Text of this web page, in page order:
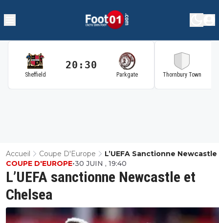
Sheffield
20:30
Parkgate Thornbury Town
Accueil Coupe D'Europe
L’UEFA Sanctionne Newcastle
Chelsea
L’UEFA sanctionne Newcastle et
Chelsea
COUPE D'EUROPE•30 JUIN , 19:40